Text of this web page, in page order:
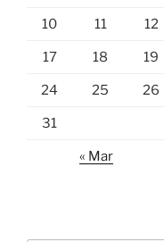
10 11 12
17 18 19
24 25 26
31
« Mar